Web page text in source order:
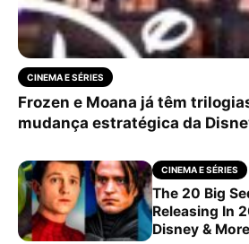
CINEMA E SÉRIES
Frozen e Moana já têm
mudança estratégica da
CINEMA E SÉRIES
The 20 Big
Releasing In
Disney &